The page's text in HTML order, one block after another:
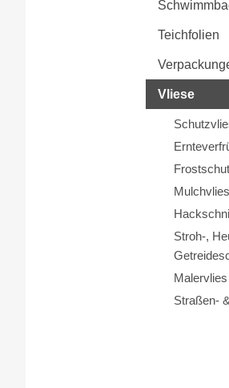
Teichfolien
Vliese
Mulchvlies
Stroh-,
Malervlies
Straßen-